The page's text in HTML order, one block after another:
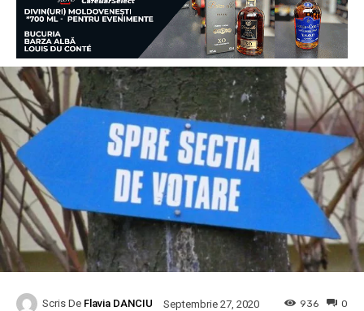
Scris De Flavia DANCIU Septembrie 27, 2020 0
936